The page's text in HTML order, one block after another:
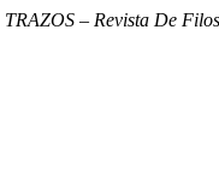
TRAZOS – Revista De